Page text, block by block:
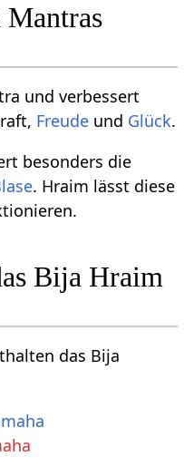
und verbessert
Freude und Glück.
besonders die
. Hraim lässt diese
Bija Hraim
das Bija